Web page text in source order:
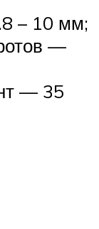
– 10 мм;
—
— 35